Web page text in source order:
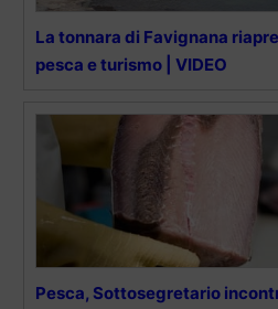
La tonnara di Favignana
pesca e turismo | VIDEO
Pesca, Sottosegretario